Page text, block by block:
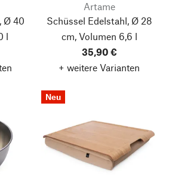
Ø 40
l
Artame
Schüssel Edelstahl, Ø 28
cm, Volumen 6,6 l
35,90 €
+ weitere Varianten
Neu